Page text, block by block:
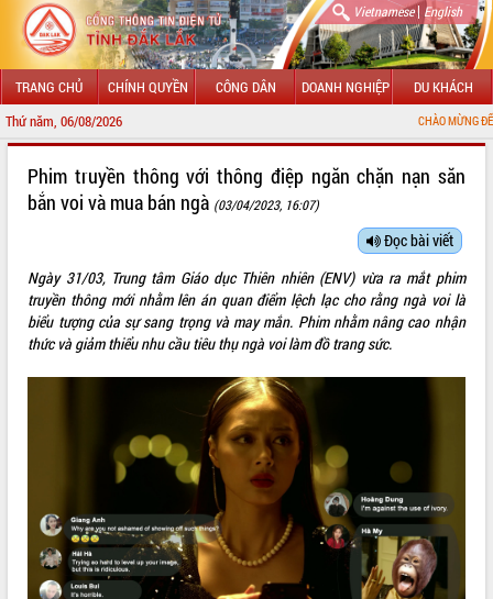
Vietnamese| English
TRANG CHỦ CHÍNH QUYỀN CÔNG DÂN DOANH NGHIỆP DU KHÁCH
Thứ năm, 06/08/2026 CHÀO MỪNG ĐẾN VỚI CỔNG
LÃNH ĐẠO UBND TỈNH
SỞ, BAN, NGÀNH
UBND CÁC XÃ, PHƯỜNG
VĂN BẢN HĐND TỈNH
ĐIỂM TIN VĂN BẢN
QUY HOẠCH - KẾ HOẠCH
Phim truyền thông với thông điệp ngăn chặn nạn săn
bắn voi và mua bán ngà (03/04/2023, 16:07)
Đọc bài viết
Ngày 31/03, Trung tâm Giáo dục Thiên nhiên (ENV) vừa ra mắt phim
truyền thông mới nhằm lên án quan điểm lệch lạc cho rằng ngà voi là
biểu tượng của sự sang trọng và may mắn. Phim nhằm nâng cao nhận
thức và giảm thiểu nhu cầu tiêu thụ ngà voi làm đồ trang sức.